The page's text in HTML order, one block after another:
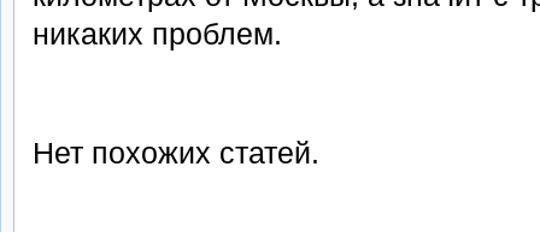
никаких проблем.
Нет похожих статей.